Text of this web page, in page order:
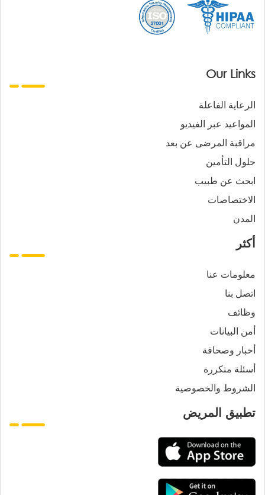
Our Links
الرعاية الفاعلة
المواعيد عبر الفيديو
مراقبة المرضى عن بعد
حلول التأمين
ابحث عن طبيب
الاختصاصات
المدن
أكثر
معلومات عنا
اتصل بنا
وظائف
أمن البيانات
أخبار وصحافة
أسئلة متكررة
الشروط والخصوصية
تطبيق المريض